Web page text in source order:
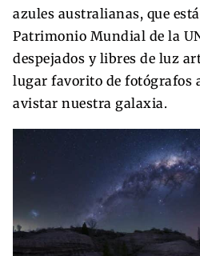
azules australianas, que
Patrimonio Mundial de la
despejados y libres de luz
lugar favorito de fotógrafos
avistar nuestra galaxia.